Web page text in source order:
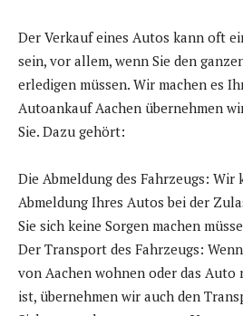
Der Verkauf eines Autos kann oft
sein, vor allem, wenn Sie den
erledigen müssen. Wir machen es
Autoankauf Aachen übernehmen
Sie. Dazu gehört:
Die Abmeldung des Fahrzeugs: Wir
Abmeldung Ihres Autos bei der
Sie sich keine Sorgen machen
Der Transport des Fahrzeugs:
von Aachen wohnen oder das
ist, übernehmen wir auch den